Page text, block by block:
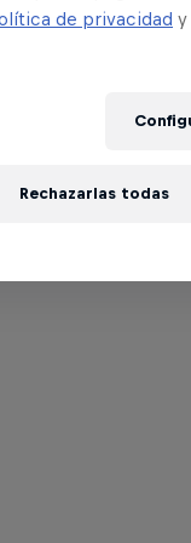
de privacidad y
Rechazarlas todas